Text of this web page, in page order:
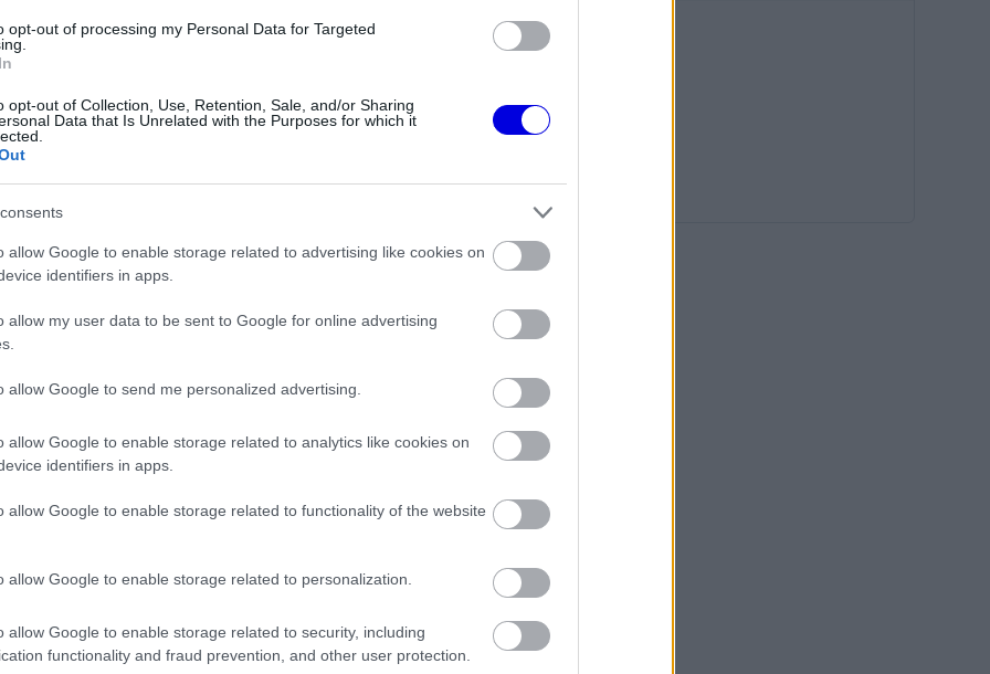
opt-out of processing my Personal Data for Targeted
opt-out of Collection, Use, Retention, Sale, and/or Sharing
Data that Is Unrelated with the Purposes for which it
allow Google to enable storage related to advertising like cookies on
identifiers in apps.
allow my user data to be sent to Google for online advertising
allow Google to send me personalized advertising.
allow Google to enable storage related to analytics like cookies on
identifiers in apps.
allow Google to enable storage related to functionality of the website
allow Google to enable storage related to personalization.
allow Google to enable storage related to security, including
functionality and fraud prevention, and other user protection.
Vannak hiányzó dolgok… sok dolog
Barcelonában, majd áttért a motor
segítheti
az Aston Martin az F1-ben
Remélem, hogy versenyképesek leszünk
miatt vesztettünk a teljesítményünkből,